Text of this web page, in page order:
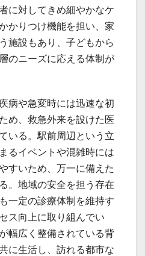
に対してきめ細やかなケ
かりつけ機能を担い、家
施設もあり、子どもから
のニーズに応える体制が
病や急変時には迅速な初
め、救急外来を設けた医
いる。駅前周辺という立
るイベントや混雑時には
すいため、万一に備えた
。地域の安全を担う存在
一定の診療体制を維持す
ス向上に取り組んでい
幅広く整備されている背
に生活し、訪れる都市な